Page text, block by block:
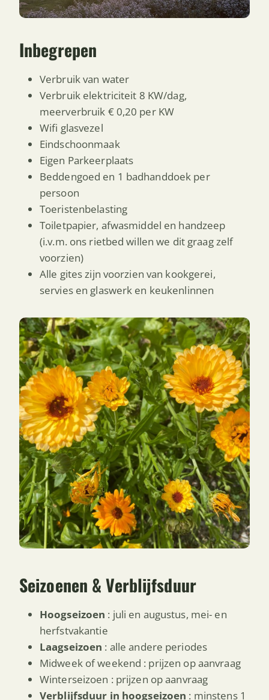
Inbegrepen
Verbruik van water
Verbruik elektriciteit 8 KW/dag,
meerverbruik € 0,20 per KW
Wifi glasvezel
Eindschoonmaak
Eigen Parkeerplaats
Beddengoed en 1 badhanddoek per
persoon
Toeristenbelasting
Toiletpapier, afwasmiddel en handzeep
(i.v.m. ons rietbed willen we dit graag zelf
voorzien)
Alle gites zijn voorzien van kookgerei,
servies en glaswerk en keukenlinnen
Seizoenen & Verblijfsduur
Hoogseizoen : juli en augustus, mei- en
herfstvakantie
Laagseizoen : alle andere periodes
Midweek of weekend : prijzen op aanvraag
Winterseizoen : prijzen op aanvraag
Verblijfsduur in hoogseizoen : minstens 1